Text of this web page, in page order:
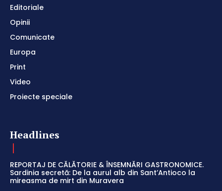
Editoriale
Opinii
Comunicate
Europa
Print
Video
Proiecte speciale
Headlines
REPORTAJ DE CĂLĂTORIE & ÎNSEMNĂRI GASTRONOMICE.
Sardinia secretă: De la aurul alb din Sant’Antioco la
mireasma de mirt din Muravera